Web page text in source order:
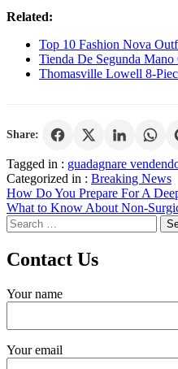
Related:
Top 10 Fashion Nova
Tienda De Segunda
Thomasville Lowell 8-
Share:
Tagged in : guadagnare
Categorized in : Breaking News
Post
navigation
How Do You Prepare For A
What to Know About Non-
Search
for:
Contact Us
Your name
Your email